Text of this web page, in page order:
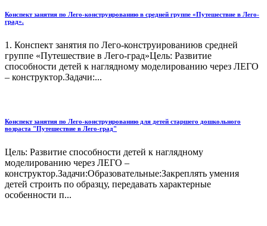
Конспект занятия по Лего-конструированию в средней группе «Путешествие в Лего-
град».
1. Конспект занятия по Лего-конструированиюв средней
группе «Путешествие в Лего-град»Цель: Развитие
способности детей к наглядному моделированию через ЛЕГО
– конструктор.Задачи:...
Конспект занятия по Лего-конструированию для детей старшего дошкольного
возраста "Путешествие в Лего-град"
Цель: Развитие способности детей к наглядному
моделированию через ЛЕГО –
конструктор.Задачи:Образовательные:Закреплять умения
детей строить по образцу, передавать характерные
особенности п...